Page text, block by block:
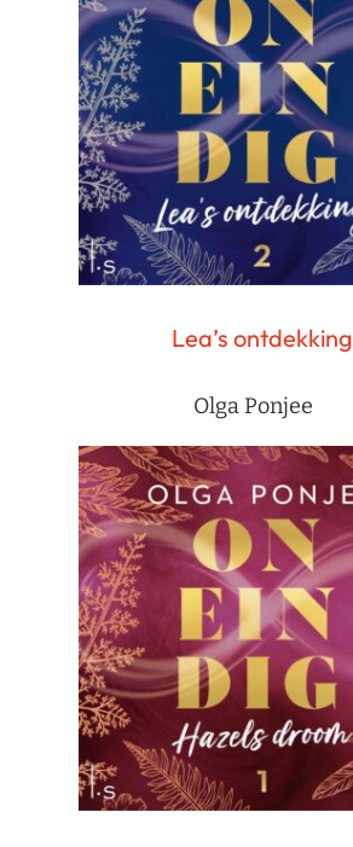
Lea’s ontdekking
Olga Ponjee